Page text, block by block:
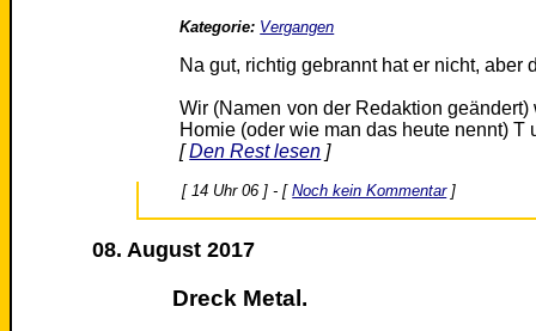
Kategorie: Vergangen
Na gut, richtig gebrannt hat er nicht, aber
Wir (Namen von der Redaktion
Homie (oder wie man das heute nennt) T
[Den Rest lesen ]
[ 14 Uhr 06 ] - [Noch kein Kommentar]
08. August 2017
Dreck Metal.